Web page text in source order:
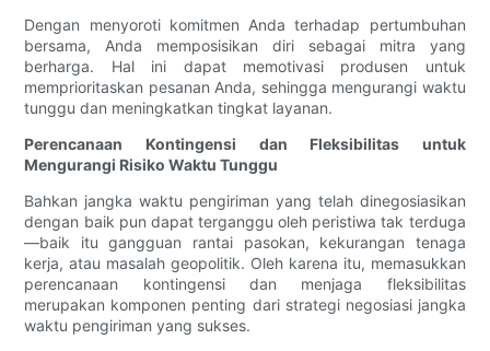
Dengan menyoroti komitmen Anda terhadap pertumbuhan
bersama, Anda memposisikan diri sebagai mitra yang
berharga. Hal ini dapat memotivasi produsen untuk
memprioritaskan pesanan Anda, sehingga mengurangi waktu
tunggu dan meningkatkan tingkat layanan.
Perencanaan Kontingensi dan Fleksibilitas untuk
Mengurangi Risiko Waktu Tunggu
Bahkan jangka waktu pengiriman yang telah dinegosiasikan
dengan baik pun dapat terganggu oleh peristiwa tak terduga
—baik itu gangguan rantai pasokan, kekurangan tenaga
kerja, atau masalah geopolitik. Oleh karena itu, memasukkan
perencanaan kontingensi dan menjaga fleksibilitas
merupakan komponen penting dari strategi negosiasi jangka
waktu pengiriman yang sukses.